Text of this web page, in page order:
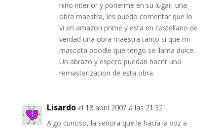
niño interior y ponerme en su lugar, una
obra maestra, les puedo comentar que lo
vi en amazon prime y esta en castellano de
verdad una obra maestra tanto si que mi
mascota poodle que tengo se llama dulce.
Un abrazo y espero puedan hacer una
remasterizacion de esta obra.
Lisardo el 18 abril 2007 a las 21:32
Algo curioso, la señora que le hacía la voz a